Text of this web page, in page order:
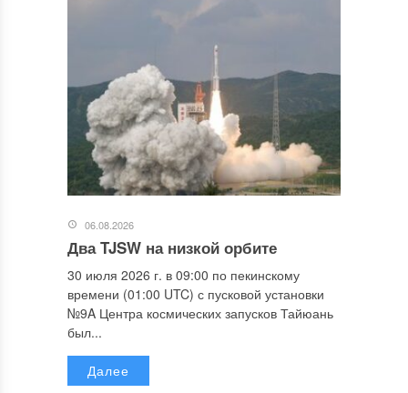
06.08.2026
Два TJSW на низкой орбите
30 июля 2026 г. в 09:00 по пекинскому
времени (01:00 UTC) с пусковой установки
№9A Центра космических запусков Тайюань
был...
Далее